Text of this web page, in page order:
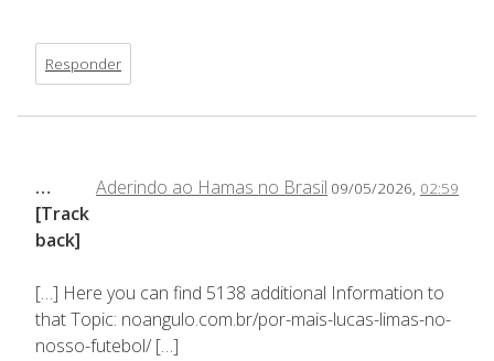
Responder
Aderindo ao Hamas no Brasil 09/05/2026, 02:59
…
[Track
back]
[…] Here you can find 5138 additional Information to
that Topic: noangulo.com.br/por-mais-lucas-limas-no-
nosso-futebol/ […]